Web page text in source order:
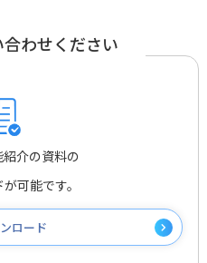
わせください
介の資料の
可能です。
ロード